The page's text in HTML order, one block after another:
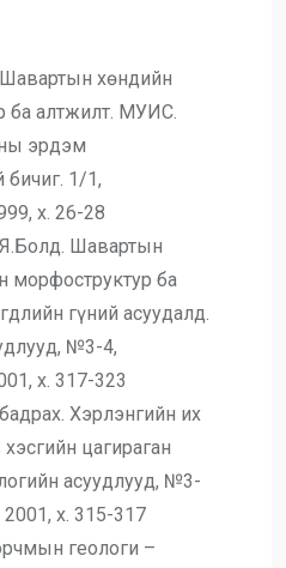
хөндийн
ба алтжилт. МУИС.
эрдэм
1/1,
х. 26-28
Шавартын
морфоструктур ба
гүний асуудалд.
№3-4,
х. 317-323
Хэрлэнгийн их
цагираган
асуудлууд, №3-
2001, х. 315-317
геологи –